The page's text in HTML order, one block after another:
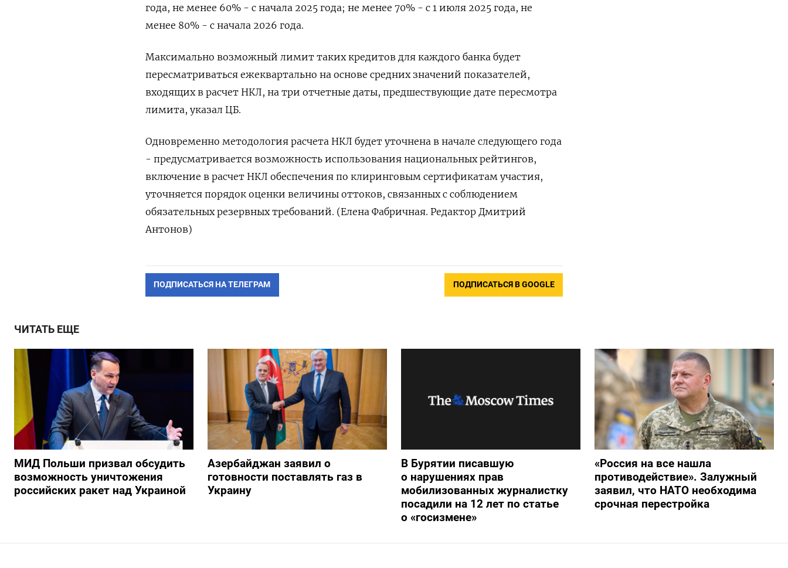
года, не менее 60% - с начала 2025 года; не менее 70% - с 1 июля 2025 года, не
менее 80% - с начала 2026 года.
Максимально возможный лимит таких кредитов для каждого банка будет
пересматриваться ежеквартально на основе средних значений показателей,
входящих в расчет НКЛ, на три отчетные даты, предшествующие дате пересмотра
лимита, указал ЦБ.
Одновременно методология расчета НКЛ будет уточнена в начале следующего года
- предусматривается возможность использования национальных рейтингов,
включение в расчет НКЛ обеспечения по клиринговым сертификатам участия,
уточняется порядок оценки величины оттоков, связанных с соблюдением
обязательных резервных требований. (Елена Фабричная. Редактор Дмитрий
Антонов)
ПОДПИСАТЬСЯ НА ТЕЛЕГРАМ ПОДПИСАТЬСЯ В GOOGLE
ЧИТАТЬ ЕЩЕ
МИД Польши призвал обсудить
возможность уничтожения
российских ракет над Украиной
Азербайджан заявил о
готовности поставлять газ в
Украину
В Бурятии писавшую
о нарушениях прав
мобилизованных журналистку
посадили на 12 лет по статье
о «госизмене»
«Россия на все нашла
противодействие». Залужный
заявил, что НАТО необходима
срочная перестройка